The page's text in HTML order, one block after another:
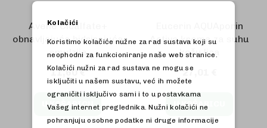
Avene Cicalfate+
obnavljajuća hidrirajuća
emulzija
11,60 €
U KOŠARICU
Eucerin AQUAporin
Active krema za suhu
kožu lica
27,01 €
U KOŠARICU
Kolačići
Koristimo kolačiće nužne za rad sustava koji su
neophodni za funkcioniranje naše web stranice.
Kolačići nužni za rad sustava ne mogu se
isključiti u našem sustavu, već ih možete
ograničiti isključivo sami i to u postavkama
Vašeg internet preglednika. Nužni kolačići ne
pohranjuju osobne podatke ni druge informacije